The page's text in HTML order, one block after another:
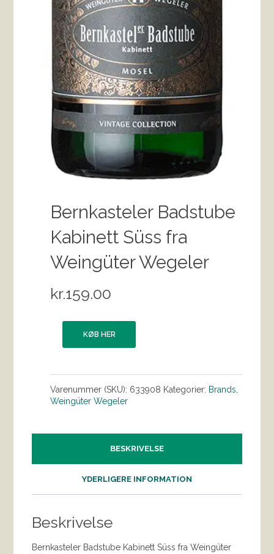
Bernkasteler Badstube
Kabinett Süss fra
Weingüter Wegeler
kr.159.00
KØB HER
Varenummer (SKU): 633908 Kategorier: Brands
Weingüter Wegeler
BESKRIVELSE
YDERLIGERE INFORMATION
Beskrivelse
Bernkasteler Badstube Kabinett Süss fra Weingüter